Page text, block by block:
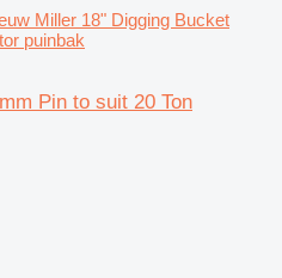
Miller 18" Digging Bucket
puinbak
Pin to suit 20 Ton